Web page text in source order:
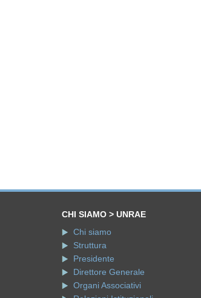
CHI SIAMO > UNRAE
Chi siamo
Struttura
Presidente
Direttore Generale
Organi Associativi